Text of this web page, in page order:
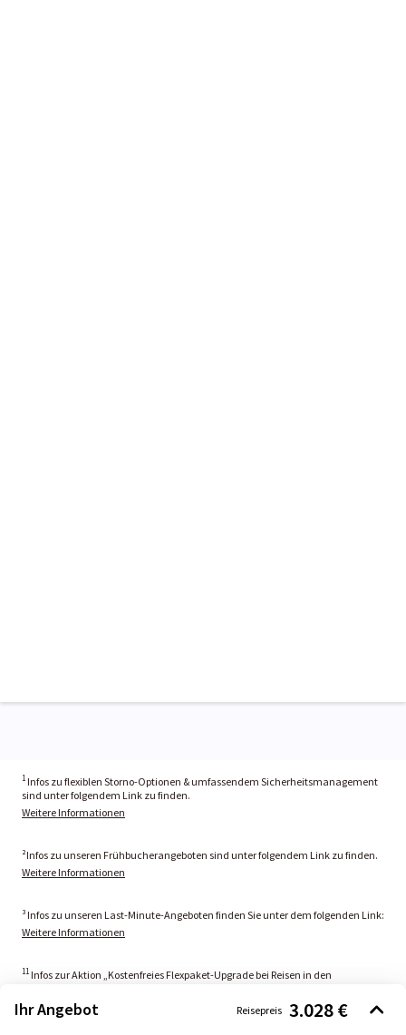
Ihr Angebot Reisepreis 3.028 €
1 Infos zu flexiblen Storno-Optionen & umfassendem Sicherheitsmanagement
sind unter folgendem Link zu finden.
Weitere Informationen
²Infos zu unseren Frühbucherangeboten sind unter folgendem Link zu finden.
Weitere Informationen
³ Infos zu unseren Last-Minute-Angeboten finden Sie unter dem folgenden Link:
Weitere Informationen
11Infos zur Aktion „Kostenfreies Flexpaket-Upgrade bei Reisen in den
Weitere Informationen